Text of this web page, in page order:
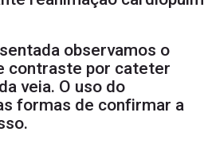
observamos o
contraste por cateter
veia. O uso do
formas de confirmar a